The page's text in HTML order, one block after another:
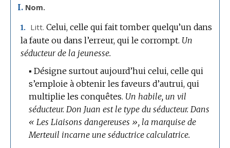
I. Nom.
1. Litt. Celui, celle qui fait tomber quelqu’un dans
la faute ou dans l’erreur, qui le corrompt. Un
séducteur de la jeunesse.
▪ Désigne surtout aujourd’hui celui, celle qui
s’emploie à obtenir les faveurs d’autrui, qui
multiplie les conquêtes. Un habile, un vil
séducteur. Don Juan est le type du séducteur. Dans
« Les Liaisons dangereuses », la marquise de
Merteuil incarne une séductrice calculatrice.